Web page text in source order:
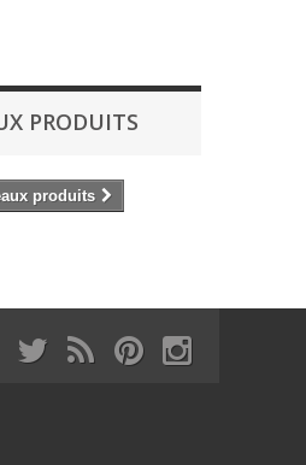
PRODUITS
produits